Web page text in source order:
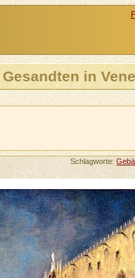
in
Schlagworte: